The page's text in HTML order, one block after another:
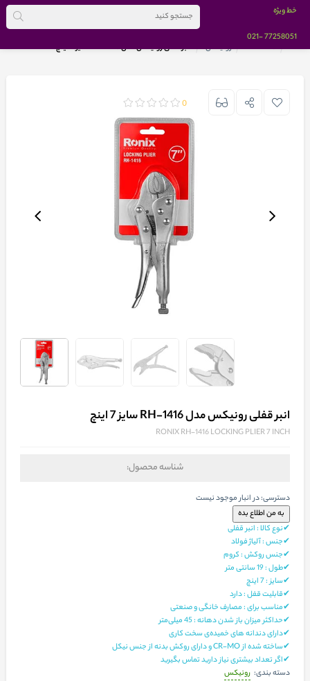
خط ویژه
77258051
-021
خانه
BRANDS رونیکس انبر قفلی رونیکس مدل RH-1416 سایز 7 اینچ
انبر قفلی رونیکس مدل RH-1416 سایز 7 اینچ
RONIX RH-1416 LOCKING PLIER 7 INCH
شناسه محصول:
دسترسی:در انبار موجود نیست
✔نوع کالا : انبر قفلی
✔جنس : آلیاژ فولاد
✔جنس روکش : کروم
✔طول : 19 سانتی متر
✔سایز : 7 اینچ
✔قابلیت قفل : دارد
✔مناسب برای : مصارف خانگی و صنعتی
✔حداکثر میزان باز شدن دهانه : 45 میلی‌متر
✔دارای دندانه‌ های خمیده‌ی سخت ‌کاری
✔ساخته شده از CR-MO و دارای روکش بدنه از جنس نیکل
✔اگر تعداد بیشتری نیاز دارید تماس بگیرید
دسته بندی: رونیکس
0